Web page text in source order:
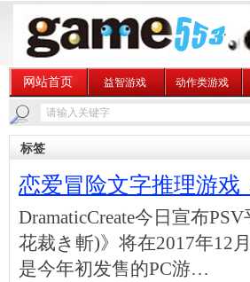
网站首页 益智游戏 动作类游戏
标签
恋爱冒险文字推理游戏
DramaticCreate今日宣布
花裁き斬)》将在2017年12
是今年初发售的PC游…